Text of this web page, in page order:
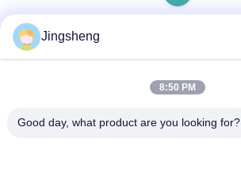
Γρήγορη επικοινωνία
Διεύθυνση
Jingsheng
8:50 PM
Good day, what product are you looking for?